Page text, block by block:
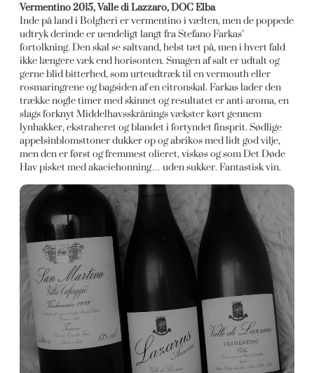
Vermentino 2015, Valle di Lazzaro, DOC Elba
Inde på land i Bolgheri er vermentino i vælten, men de poppede
udtryk derinde er uendeligt langt fra Stefano Farkas’
fortolkning. Den skal se saltvand, helst tæt på, men i hvert fald
ikke længere væk end horisonten. Smagen af salt er udtalt og
gerne blid bitterhed, som urteudtræk til en vermouth eller
rosmaringrene og bagsiden af en citronskal. Farkas lader den
trække nogle timer med skinnet og resultatet er anti-aroma, en
slags forknyt Middelhavsskrånings vækster kørt gennem
lynhakker, ekstraheret og blandet i fortyndet finsprit. Sødlige
appelsinblomsttoner dukker op og abrikos med lidt god vilje,
men den er først og fremmest olieret, viskøs og som Det Døde
Hav pisket med akaciehonning… uden sukker. Fantastisk vin.